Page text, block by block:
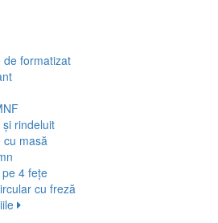
de formatizat
rindeluit
cu masă
4 fețe
cu freză